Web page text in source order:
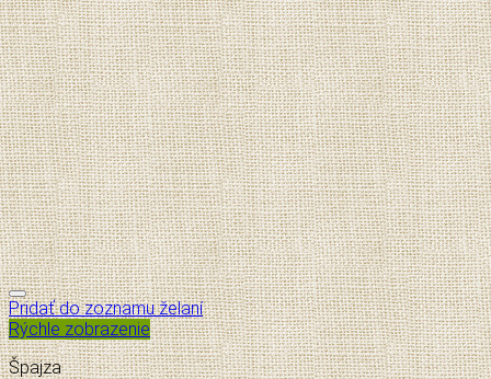
Pridať do zoznamu želaní
Rýchle zobrazenie
Špajza